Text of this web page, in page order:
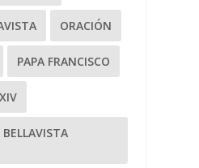
ORACIÓN
PAPA FRANCISCO